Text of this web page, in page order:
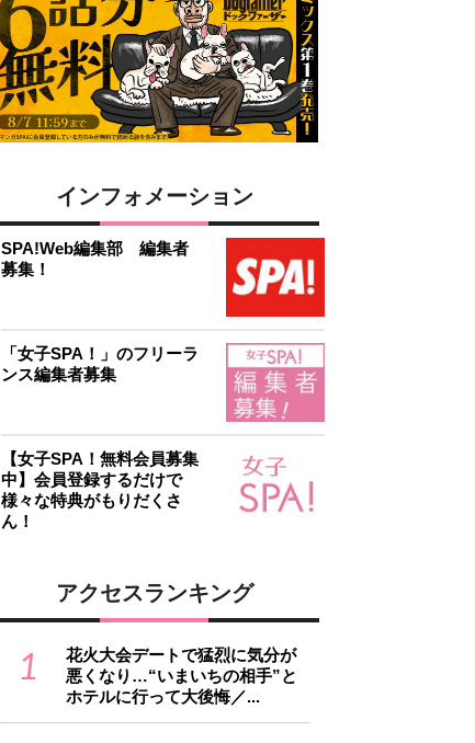
インフォメーション
SPA!Web編集部 編集者
募集！
「女子SPA！」のフリーラ
ンス編集者募集
【女子SPA！無料会員募集
中】会員登録するだけで
様々な特典がもりだくさ
ん！
アクセスランキング
1
花火大会デートで猛烈に気分が
悪くなり…“いまいちの相手”と
ホテルに行って大後悔／...